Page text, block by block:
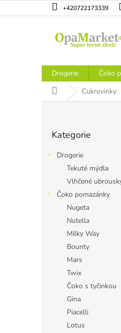
na
+420722173339
Drogerie Čoko
Domů Cukrovinky
kategorie
Kategorie
Drogerie
Tekuté mýdla
Vlhčené
Čoko pomazánky
Nugeta
Nutella
Milky Way
Bounty
Mars
Twix
Čoko s tyčinkou
Gina
Piacelli
Lotus